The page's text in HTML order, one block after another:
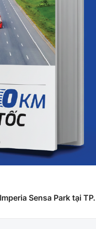
Sensa Park tại